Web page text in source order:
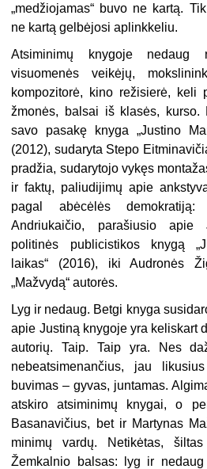
„medžiojamas“ buvo ne kartą.
ne kartą gelbėjosi aplinkkeliu.
Atsiminimų knygoje nedaug
visuomenės veikėjų,
kompozitorė, kino režisierė, keli
žmonės, balsai iš klasės, kurso.
savo pasakę knyga „Justino
(2012), sudaryta Stepo
pradžia, sudarytojo vykęs
ir faktų, paliudijimų apie
pagal abėcėlės
Andriukaičio, parašiusio apie
politinės publicistikos knygą
laikas“ (2016), iki Audronės
„Mažvydą“ autorės.
Lyg ir nedaug. Betgi knyga
apie Justiną knygoje yra keliskart
autorių. Taip. Taip yra. Nes
nebeatsimenančius, jau
buvimas – gyvas, juntamas.
atskiro atsiminimų knygai, o
Basanavičius, bet ir Martynas
minimų vardų. Netikėtas,
Žemkalnio balsas: lyg ir